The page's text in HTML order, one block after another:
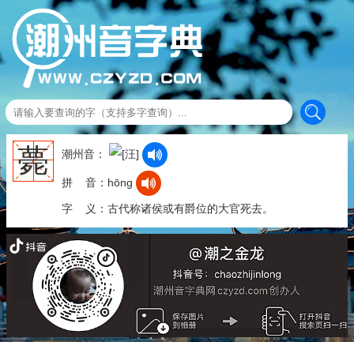
薨 潮州音：
拼 音：hōng
字 义：古代称诸侯或有爵位的大官死去。